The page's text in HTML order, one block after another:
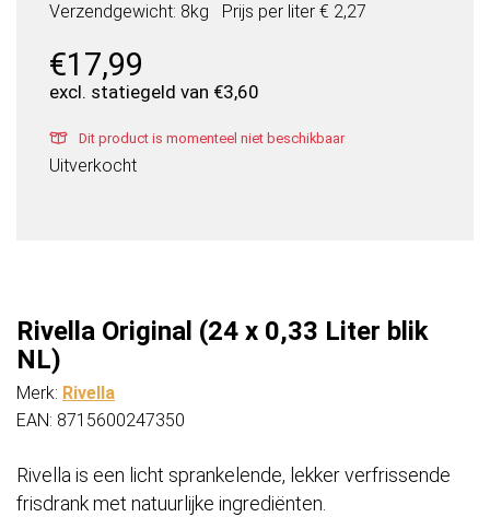
Verzendgewicht: 8kg Prijs per liter € 2,27
€17,99
excl. statiegeld van €3,60
Dit product is momenteel niet beschikbaar
Uitverkocht
Rivella Original (24 x 0,33 Liter blik
NL)
Merk: Rivella
EAN: 8715600247350
Rivella is een licht sprankelende, lekker verfrissende
frisdrank met natuurlijke ingrediënten.